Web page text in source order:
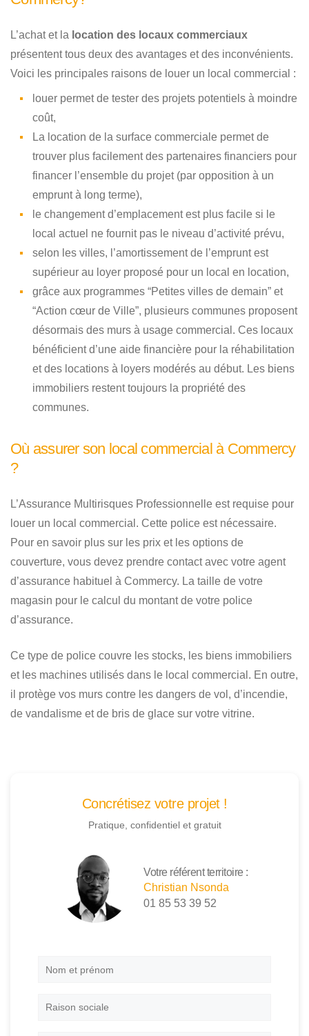
L’achat et la location des locaux commerciaux
présentent tous deux des avantages et des inconvénients.
Voici les principales raisons de louer un local commercial :
louer permet de tester des projets potentiels à moindre
coût,
La location de la surface commerciale permet de
trouver plus facilement des partenaires financiers pour
financer l’ensemble du projet (par opposition à un
emprunt à long terme),
le changement d’emplacement est plus facile si le
local actuel ne fournit pas le niveau d’activité prévu,
selon les villes, l’amortissement de l’emprunt est
supérieur au loyer proposé pour un local en location,
grâce aux programmes “Petites villes de demain” et
“Action cœur de Ville”, plusieurs communes proposent
désormais des murs à usage commercial. Ces locaux
bénéficient d’une aide financière pour la réhabilitation
et des locations à loyers modérés au début. Les biens
immobiliers restent toujours la propriété des
communes.
Où assurer son local commercial à Commercy
?
L’Assurance Multirisques Professionnelle est requise pour
louer un local commercial. Cette police est nécessaire.
Pour en savoir plus sur les prix et les options de
couverture, vous devez prendre contact avec votre agent
d’assurance habituel à Commercy. La taille de votre
magasin pour le calcul du montant de votre police
d’assurance.
Ce type de police couvre les stocks, les biens immobiliers
et les machines utilisés dans le local commercial. En outre,
il protège vos murs contre les dangers de vol, d’incendie,
de vandalisme et de bris de glace sur votre vitrine.
Concrétisez votre projet !
Pratique, confidentiel et gratuit
Votre référent territoire :
Christian Nsonda
01 85 53 39 52
Nom
Raison